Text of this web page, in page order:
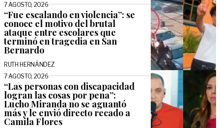
7 AGOSTO, 2026
“Fue escalando en violencia”: se
conoce el motivo del brutal
ataque entre escolares que
terminó en tragedia en San
Bernardo
RUTH HERNÁNDEZ
7 AGOSTO, 2026
“Las personas con discapacidad
logran las cosas por pena”:
Lucho Miranda no se aguantó
más y le envió directo recado a
Camila Flores